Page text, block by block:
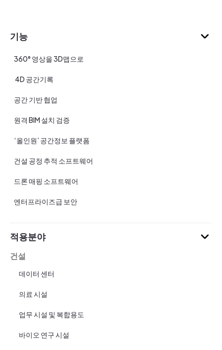
기능
360° 영상을 3D맵으로
4D 공간기록
공간 기반 협업
원격 BIM 설치 검증
‘올인원’ 공간정보 플랫폼
건설 공정 추적 소프트웨어
드론 매핑 소프트웨어
엔터프라이즈급 보안
적용분야
건설
데이터 센터
의료 시설
업무 시설 및 복합용도
바이오 연구 시설